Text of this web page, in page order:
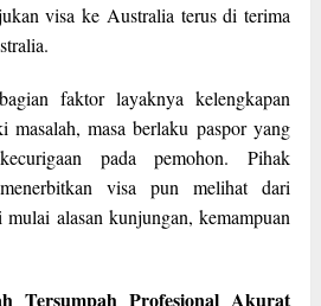
visa ke Australia terus di terima
faktor layaknya kelengkapan
masalah, masa berlaku paspor yang
pada pemohon. Pihak
visa pun melihat dari
alasan kunjungan, kemampuan
Tersumpah Profesional Akurat